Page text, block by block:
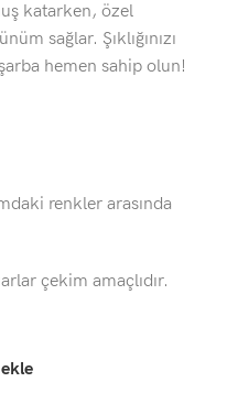
katarken, özel
sağlar. Şıklığınızı
hemen sahip olun!
renkler arasında
çekim amaçlıdır.